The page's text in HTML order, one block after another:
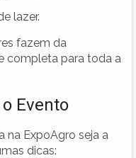
lazer.
fazem da
completa para toda a
Evento
na ExpoAgro seja a
dicas: